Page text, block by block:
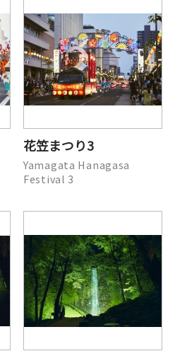
花笠まつり3
Yamagata Hanagasa
Festival 3